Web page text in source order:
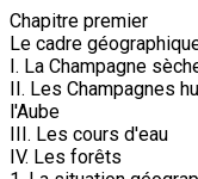
Chapitre premier
Le cadre
I. La Champagne
II. Les Champagnes
l'Aube
III. Les cours d'eau
IV. Les forêts